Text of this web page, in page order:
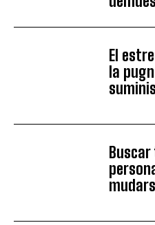
El
la